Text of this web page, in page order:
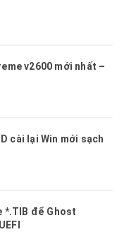
v2600 mới nhất –
cài lại Win mới sạch
*.TIB để Ghost